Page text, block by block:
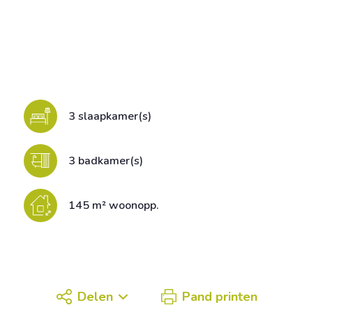
3 slaapkamer(s)
3 badkamer(s)
145 m² woonopp.
Delen Pand printen